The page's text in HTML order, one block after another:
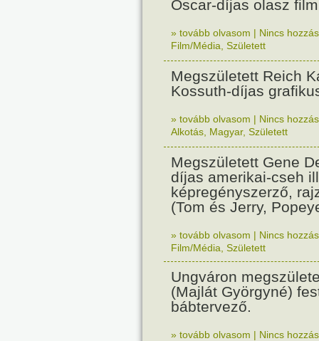
Oscar-díjas olasz
» tovább olvasom | Nincs
Film/Média Született
Megszületett Reich
Kossuth-díjas
» tovább olvasom | Nincs
Alkotás Magyar, Született
Megszületett Gene
díjas amerikai-cseh
képregényszerző,
(Tom és Jerry,
» tovább olvasom | Nincs
Film/Média Született
Ungváron
(Majlát Györgyné)
bábtervező.
» tovább olvasom | Nincs